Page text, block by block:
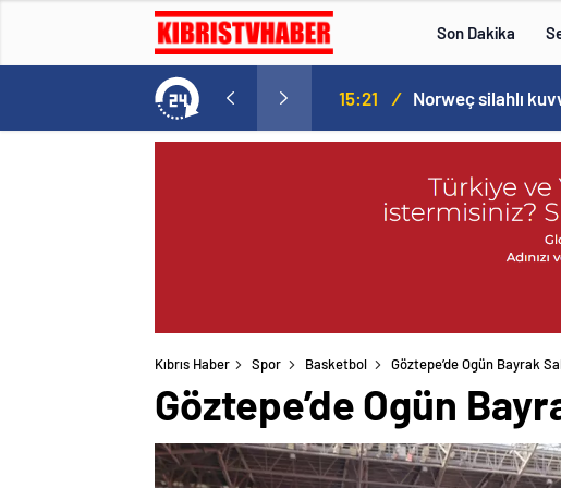
Son Dakika
Tam 5 futbolcu…. 15:21 /
Kıbrıs Haber Spor Basketbol Göztepe’de Ogün Bayrak
Göztepe’de Ogün